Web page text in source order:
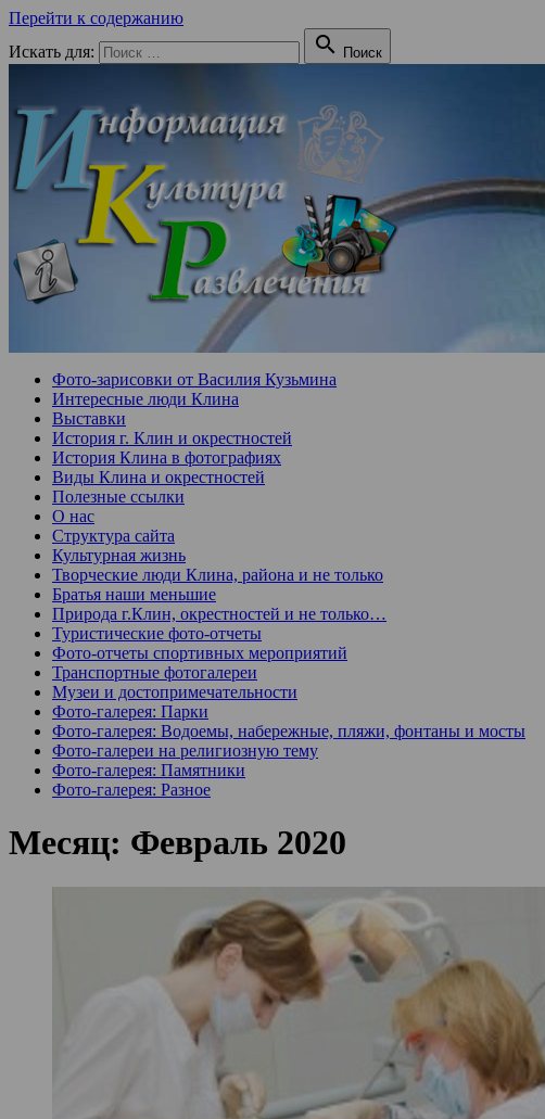
Перейти к содержанию
Искать для:
 Поиск
Фото-зарисовки от Василия Кузьмина
Интересные люди Клина
Выставки
История г. Клин и окрестностей
История Клина в фотографиях
Виды Клина и окрестностей
Полезные ссылки
О нас
Структура сайта
Культурная жизнь
Творческие люди Клина, района и не только
Братья наши меньшие
Природа г.Клин, окрестностей и не только…
Туристические фото-отчеты
Фото-отчеты спортивных мероприятий
Транспортные фотогалереи
Музеи и достопримечательности
Фото-галерея: Парки
Фото-галерея: Водоемы, набережные, пляжи, фонтаны и мосты
Фото-галереи на религиозную тему
Фото-галерея: Памятники
Фото-галерея: Разное
Месяц: Февраль 2020